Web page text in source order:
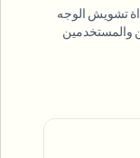
تشويش الوجه
والمستخدمين